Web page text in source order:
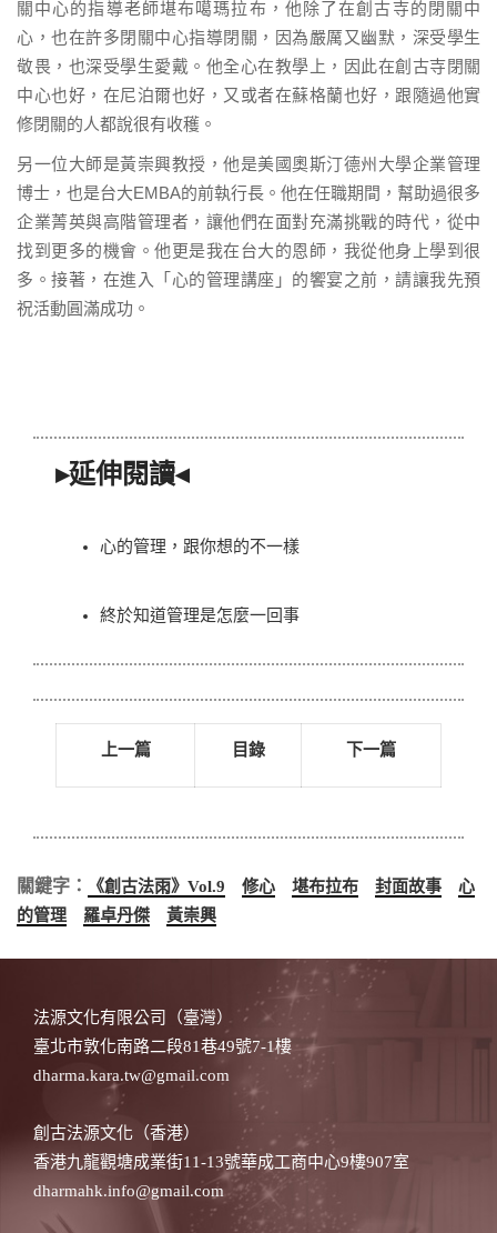
關中心的指導老師堪布噶瑪拉布，他除了在創古寺的閉關中
心，也在許多閉關中心指導閉關，因為嚴厲又幽默，深受學生
敬畏，也深受學生愛戴。他全心在教學上，因此在創古寺閉關
中心也好，在尼泊爾也好，又或者在蘇格蘭也好，跟隨過他實
修閉關的人都說很有收穫。
另一位大師是黃崇興教授，他是美國奧斯汀德州大學企業管理
博士，也是台大EMBA的前執行長。他在任職期間，幫助過很多
企業菁英與高階管理者，讓他們在面對充滿挑戰的時代，從中
找到更多的機會。他更是我在台大的恩師，我從他身上學到很
多。接著，在進入「心的管理講座」的饗宴之前，請讓我先預
祝活動圓滿成功。
▸延伸閱讀◂
心的管理，跟你想的不一樣
終於知道管理是怎麼一回事
上一篇 目錄 下一篇
關鍵字： 《創古法雨》Vol.9 修心 堪布拉布 封面故事
心
的管理
羅卓丹傑 黃崇興
法源文化有限公司（臺灣）
臺北市敦化南路二段81巷49號7-1樓
dharma.kara.tw@gmail.com
創古法源文化（香港）
香港九龍觀塘成業街11-13號華成工商中心9樓907室
dharmahk.info@gmail.com